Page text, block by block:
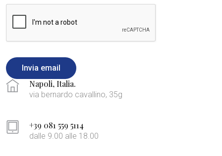
Invia email
Napoli, Italia.
via bernardo cavallino, 35g
+39 081 559 5114
dalle 9.00 alle 18.00